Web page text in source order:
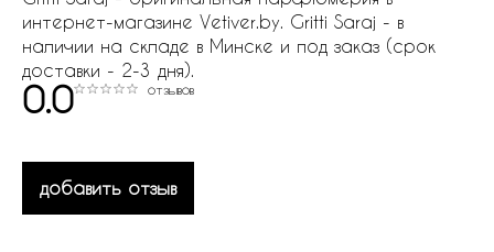
интернет-магазине Vetiver.by. Gritti Saraj - в
наличии на складе в Минске и под заказ (срок
доставки - 2-3 дня).
0.0 отзывов
добавить отзыв